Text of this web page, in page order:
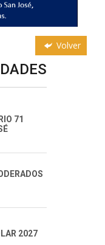
Volver
71
2027